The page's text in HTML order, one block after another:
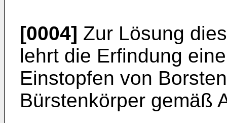
[0004] Zur Lösung
lehrt die Erfindung
Einstopfen von
Bürstenkörper gemäß